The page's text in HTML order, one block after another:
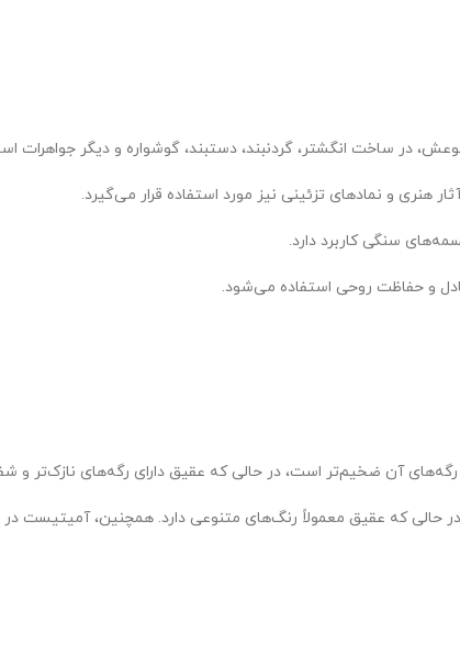
در ساخت انگشتر، گردنبند، دستبند، گوشواره و دیگر
و نمادهای تزئینی نیز مورد استفاده قرار می‌گیرد.
سنگی کاربرد دارد.
و حفاظت روحی استفاده می‌شود.
آن ضخیم‌تر است، در حالی که عقیق دارای رگه‌های نازک‌تر و
که عقیق معمولاً رنگ‌های متنوعی دارد. همچنین، آمیتیست در